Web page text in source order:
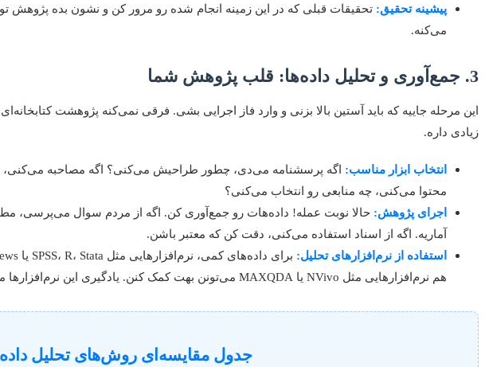
پیشینه تحقیق: تحقیقات قبلی که در این زمینه انجام شده رو مرور کن و نشون بده پژوهش تو
می‌کنه.
3. جمع‌آوری و تحلیل داده‌ها: قلب پژوهش شما
این مرحله جاییه که باید آستین بالا بزنی و وارد فاز اجرایی بشی. فرقی نمی‌کنه پژوهشت
زیادی داره.
انتخاب ابزار مناسب: اگه پرسشنامه می‌دی، چطور طراحیش می‌کنی؟ اگه مصاحبه می‌کنی،
محتوا می‌کنی، چه منابعی رو انتخاب می‌کنی؟
اجرای پژوهش: حالا نوبت عمله! داده‌هات رو جمع‌آوری کن. اگه از مردم سوال می‌پرسی،
آماریه. اگه از اسناد استفاده می‌کنی، دقت کن که معتبر باشن.
استفاده از نرم‌افزارهای تحلیل:
هم نرم‌افزارهایی مثل NVivo یا MAXQDA می‌تونن بهت کمک کنن. یادگیری این نرم‌افزارها می‌تونه سرعت و دقت کارتو بالا ببره.
جدول مقایسه‌ای روش‌های تحلیل داده